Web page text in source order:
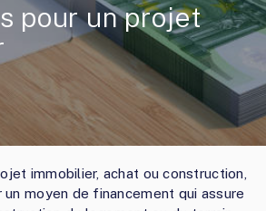
pour un projet
immobilier, achat ou construction,
un moyen de financement qui assure